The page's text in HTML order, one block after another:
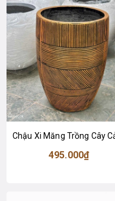
495.000₫